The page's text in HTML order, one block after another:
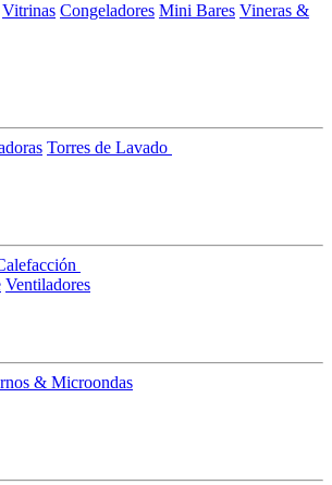
Vitrinas Congeladores Mini Bares Vineras &
Torres de Lavado
Ventiladores
& Microondas